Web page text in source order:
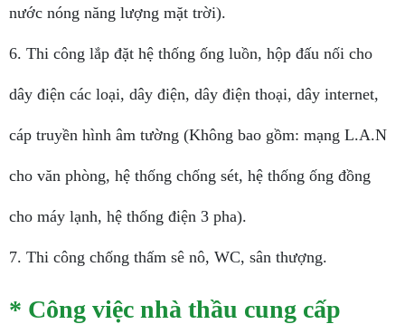
nước nóng năng lượng mặt trời).
6. Thi công lắp đặt hệ thống ống luồn, hộp đấu nối cho
dây điện các loại, dây điện, dây điện thoại, dây internet,
cáp truyền hình âm tường (Không bao gồm: mạng L.A.N
cho văn phòng, hệ thống chống sét, hệ thống ống đồng
cho máy lạnh, hệ thống điện 3 pha).
7. Thi công chống thấm sê nô, WC, sân thượng.
* Công việc nhà thầu cung cấp